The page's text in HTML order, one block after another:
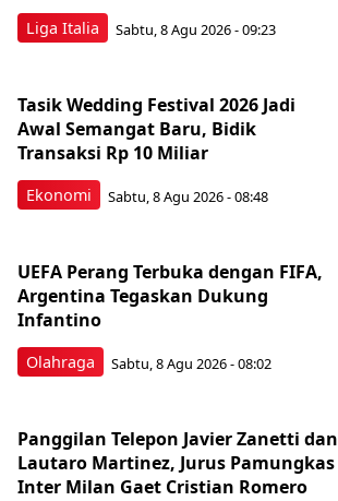
Liga Italia Sabtu, 8 Agu 2026 - 09:23
Ekonomi
Tasik Wedding Festival 2026 Jadi
Awal Semangat Baru, Bidik
Transaksi Rp 10 Miliar
Sabtu, 8 Agu 2026 - 08:48
Olahraga
UEFA Perang Terbuka dengan FIFA,
Argentina Tegaskan Dukung
Infantino
Sabtu, 8 Agu 2026 - 08:02
Panggilan Telepon Javier Zanetti dan
Lautaro Martinez, Jurus Pamungkas
Inter Milan Gaet Cristian Romero